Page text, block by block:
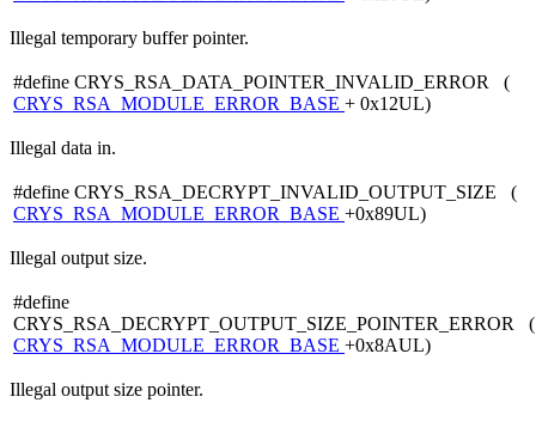
Illegal temporary buffer pointer.
#define CRYS_RSA_DATA_POINTER_INVALID_ERROR (
CRYS_RSA_MODULE_ERROR_BASE + 0x12UL)
Illegal data in.
#define CRYS_RSA_DECRYPT_INVALID_OUTPUT_SIZE (
CRYS_RSA_MODULE_ERROR_BASE +0x89UL)
Illegal output size.
#define
CRYS_RSA_DECRYPT_OUTPUT_SIZE_POINTER_ERROR (
CRYS_RSA_MODULE_ERROR_BASE +0x8AUL)
Illegal output size pointer.